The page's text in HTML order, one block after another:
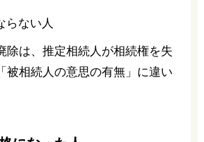
除は、推定相続人が相続権を失
被相続人の意思の有無」に違い